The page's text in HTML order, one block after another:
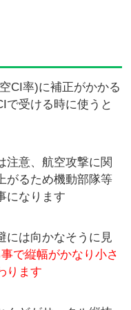
CI率)に補正がかかる
で受ける時に使うと
注意、航空攻撃に関
がるため機動部隊等
になります
には向かなそうに見
で縦幅がかなり小さ
ります